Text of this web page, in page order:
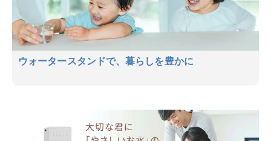
ウォータースタンドで、暮らしを豊かに